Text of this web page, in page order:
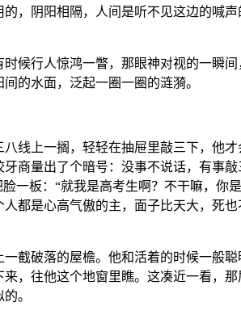
，阴阳相隔，人间是听不见这边的喊
候行人惊鸿一瞥，那眼神对视的一瞬
的水面，泛起一圈一圈的涟漪。
线上一搁，轻轻在抽屉里敲三下，他
商量出了个暗号：没事不说话，有事
一板：“就我是高考生啊？不干嘛，你
都是心高气傲的主，面子比天大，死
截破落的屋檐。他和活着的时候一般
，往他这个地窗里瞧。这凑近一看，
。